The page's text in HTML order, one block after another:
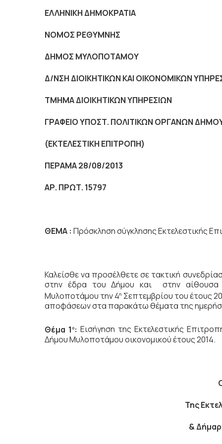
ΕΛΛΗΝΙΚΗ ΔΗΜΟΚΡΑΤΙΑ
NOMOΣ ΡΕΘΥΜΝΗΣ
ΔΗΜΟΣ ΜΥΛΟΠΟΤΑΜΟΥ
Δ/ΝΣΗ ΔΙΟΙΚΗΤΙΚΩΝ ΚΑΙ ΟΙΚΟΝΟΜΙΚΩΝ
ΤΜΗΜΑ ΔΙΟΙΚΗΤΙΚΩΝ ΥΠΗΡΕΣΙΩΝ
ΓΡΑΦΕΙΟ ΥΠΟΣΤ. ΠΟΛΙΤΙΚΩΝ ΟΡΓΑΝΩΝ
(ΕΚΤΕΛΕΣΤΙΚΗ ΕΠΙΤΡΟΠΗ)
ΠΕΡΑΜΑ 28/08/2013
ΑΡ. ΠΡΩΤ. 15797
ΘΕΜΑ : Πρόσκληση σύγκλησης Εκτελεστικής
Καλείσθε να προσέλθετε σε τακτική
στην έδρα του Δήμου και στην αίθουσα
Μυλοποτάμου την 4η Σεπτεμβρίου του έτους
αποφάσεων στα παρακάτω θέματα της
Θέμα 1 ο: Εισήγηση της Εκτελεστικής
Δήμου Μυλοποτάμου οικονομικού έτους 2014.
Της
&